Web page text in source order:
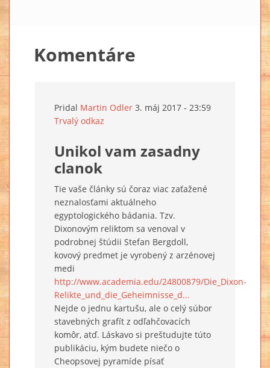
Komentáre
Pridal Martin Odler 3. máj 2017 - 23:59
Trvalý odkaz
Unikol vam zasadny
clanok
Tie vaše články sú čoraz viac zaťažené
neznalosťami aktuálneho
egyptologického bádania. Tzv.
Dixonovým reliktom sa venoval v
podrobnej štúdii Stefan Bergdoll,
kovový predmet je vyrobený z arzénovej
medi
http://www.academia.edu/24800879/Die_Dixon-
Relikte_und_die_Geheimnisse_d...
Nejde o jednu kartušu, ale o celý súbor
stavebných grafít z odľahčovacích
komôr, atď. Láskavo si preštudujte túto
publikáciu, kým budete niečo o
Cheopsovej pyramíde písať